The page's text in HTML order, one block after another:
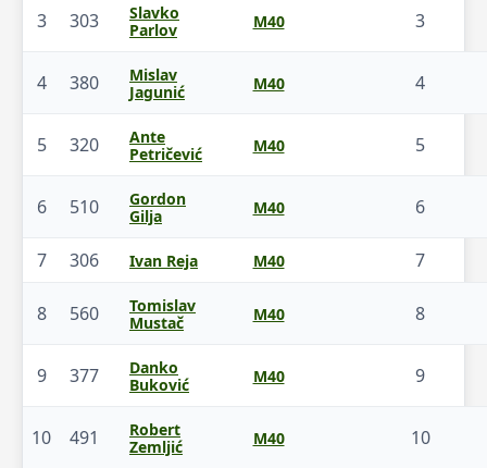
3 303
Slavko
Parlov
M40 3
4 380
Mislav
Jagunić
M40 4
5 320
Ante
Petričević
M40 5
6 510
Gordon
Gilja
M40 6
7 306 Ivan Reja M40 7
8 560
Tomislav
Mustač
M40 8
9 377
Danko
Buković
M40 9
10 491
Robert
Zemljić
M40 10